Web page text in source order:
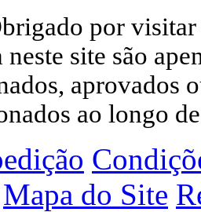
por visitar
site são
aprovados
ao longo
Mapa do Site